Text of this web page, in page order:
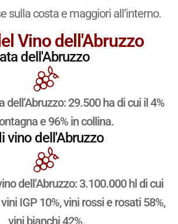
sulla costa e maggiori all’interno.
Vino dell'Abruzzo
dell'Abruzzo
29.500 ha di cui il 4%
e 96% in collina.
vino dell'Abruzzo
dell’Abruzzo: 3.100.000 hl di cui
IGP 10%, vini rossi e rosati 58%,